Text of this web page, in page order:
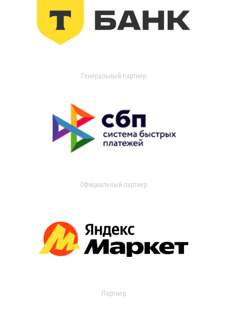
Генеральный партнер
Официальный партнер
Партнер